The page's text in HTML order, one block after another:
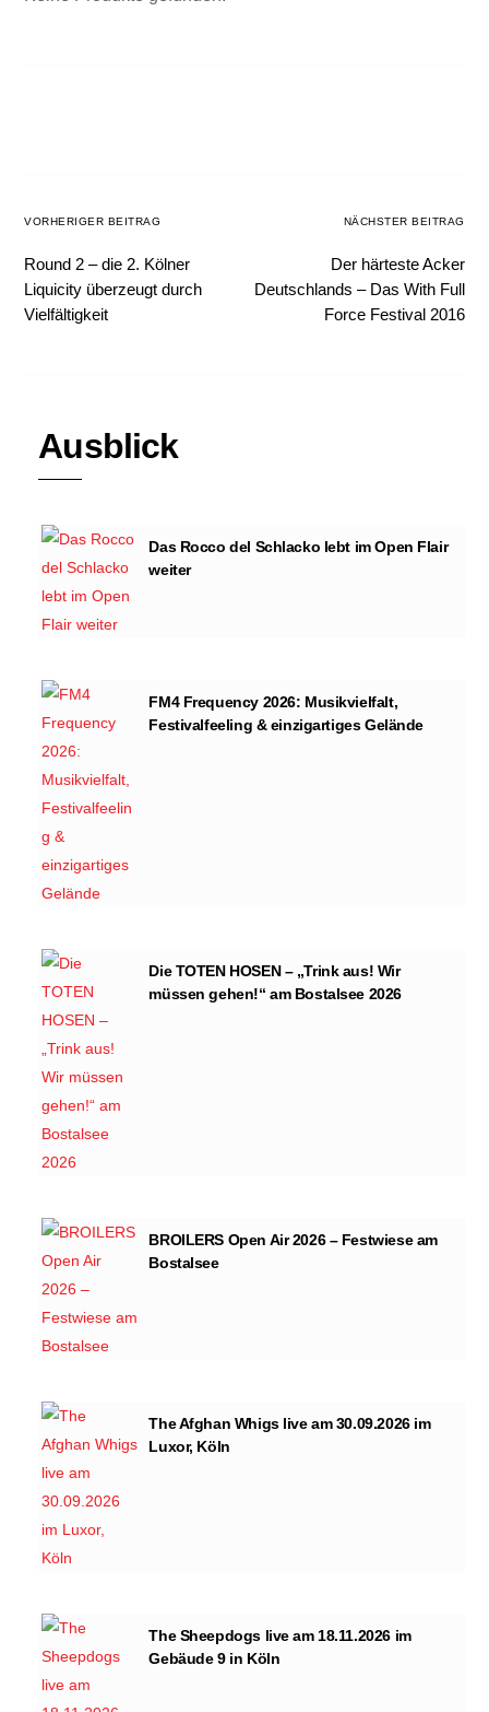
VORHERIGER BEITRAG
Round 2 – die 2. Kölner
Liquicity überzeugt durch
Vielfältigkeit
NÄCHSTER BEITRAG
Der härteste Acker
Deutschlands – Das With Full
Force Festival 2016
Ausblick
Das Rocco del Schlacko lebt im Open Flair
weiter
FM4 Frequency 2026: Musikvielfalt,
Festivalfeeling & einzigartiges Gelände
Die TOTEN HOSEN – „Trink aus! Wir
müssen gehen!“ am Bostalsee 2026
BROILERS Open Air 2026 – Festwiese am
Bostalsee
The Afghan Whigs live am 30.09.2026 im
Luxor, Köln
The Sheepdogs live am 18.11.2026 im
Gebäude 9 in Köln